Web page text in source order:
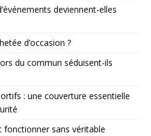
deviennent-elles
d’occasion ?
du commun séduisent-ils
: une couverture essentielle
fonctionner sans véritable